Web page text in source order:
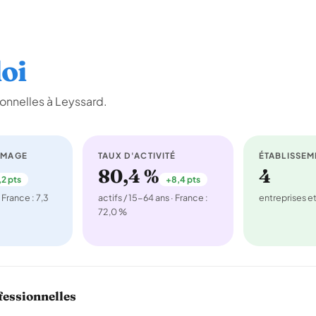
à Leyssard.
pts
: 7,3
TAUX D'ACTIVITÉ
80,4 % +8,4 pts
actifs / 15-64 ans · France :
72,0 %
4
entreprises